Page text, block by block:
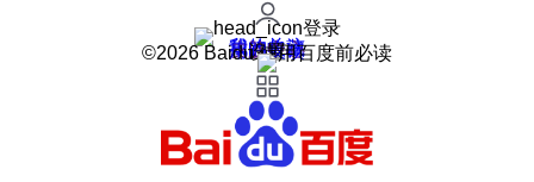
登录
我的关注
我的收藏
皮肤中心
用户反馈
设置
©2026 Baidu 使用百度前必读